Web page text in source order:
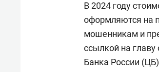
В 2024 году
оформляются на
мошенникам и
ссылкой на
Банка России (ЦБ)
Как ГК «МИР ГРУПП» и ВТБ
создают оазис жилого